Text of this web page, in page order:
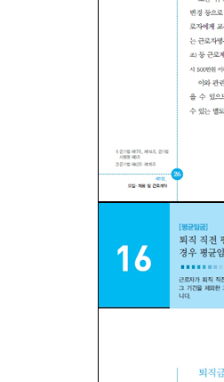
21 근로계약기간이
22 법적으로 수습기
23 수습근로자에 대
24 수습기간에 지급
25 수습기간도 연차
26 최초 약정한 수습
27 결근시 벌금을
28 회사 비용으로
29 전직금지약정을
30 근로계약 체결시